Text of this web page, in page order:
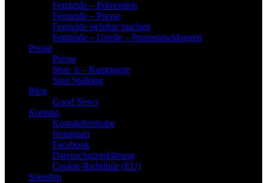
Femizide – Prävention
Femizide – Presse
Femizide sichtbar machen
Femizide – Urteile – Prozessmeldungen
Presse
Presse
Stop_it – Kampagne
Stop Stalking
Blog
Good News
Kontakt
Kontaktformular
Instagram
Facebook
Datenschutzerklärung
Cookie-Richtlinie (EU)
Spenden